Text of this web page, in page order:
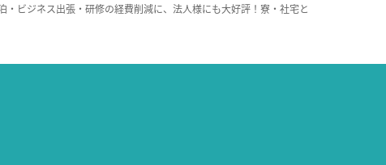
ビジネス出張・研修の経費削減に、法人様にも大好評！寮・社宅と